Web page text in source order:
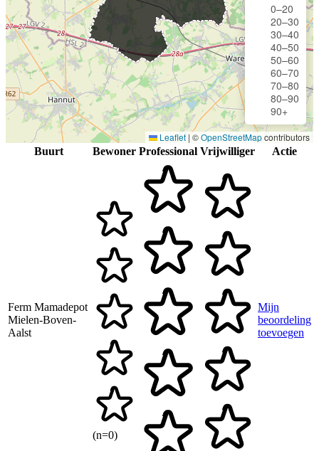
0–20
20–30
30–40
40–50
50–60
60–70
70–80
80–90
90+
Leaflet | ©OpenStreetMapcontributors
Buurt
Bewoner Professional Vrijwilliger Actie
Ferm Mamadepot
Mielen-Boven-
Aalst
(n=0)
Mijn
beoordeling
toevoegen